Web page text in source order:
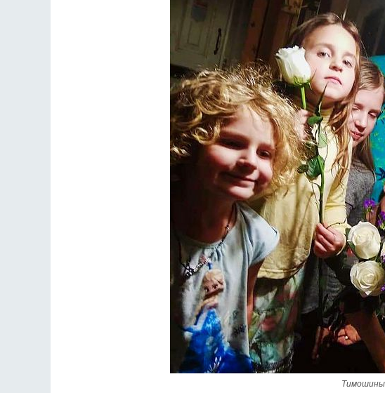
Тимошины
Разлуки не будет
Фредерика де Грааф Как найти своё
Кирилл